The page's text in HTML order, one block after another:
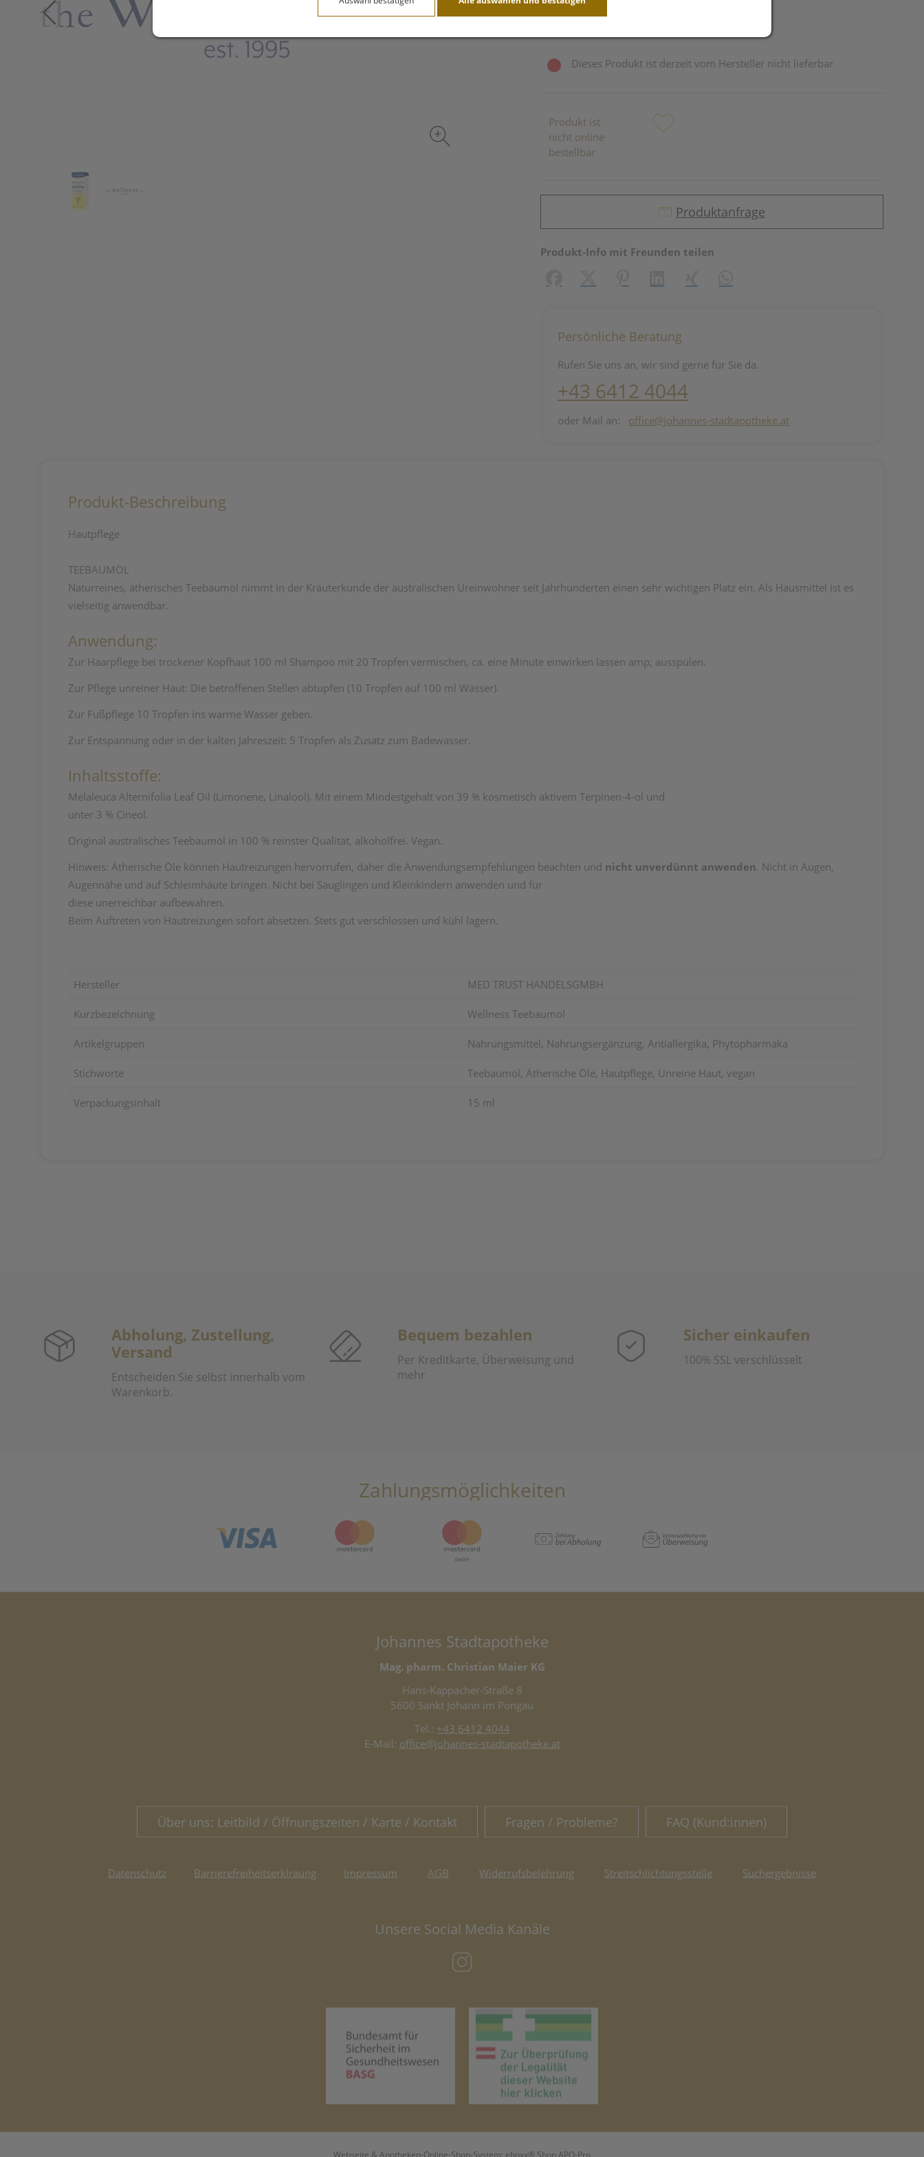
Dieses Produkt ist derzeit vom Hersteller nicht lieferbar
Produkt ist
nicht online
bestellbar
Produktanfrage
Produkt-Info mit Freunden teilen
Persönliche Beratung
Rufen Sie uns an, wir sind gerne für Sie da.
+43 6412 4044
oder Mail an: office@johannes-stadtapotheke.at
Produkt-Beschreibung
Hautpflege
TEEBAUMÖL
Naturreines, ätherisches Teebaumöl nimmt in der Kräuterkunde der australischen Ureinwohner seit Jahrhunderten einen sehr wichtigen Platz ein. Als Hausmittel ist es
vielseitig anwendbar.
Anwendung:
Zur Haarpflege bei trockener Kopfhaut 100 ml Shampoo mit 20 Tropfen vermischen, ca. eine Minute einwirken lassen amp; ausspülen.
Zur Pflege unreiner Haut: Die betroffenen Stellen abtupfen (10 Tropfen auf 100 ml Wasser).
Zur Fußpflege 10 Tropfen ins warme Wasser geben.
Zur Entspannung oder in der kalten Jahreszeit: 5 Tropfen als Zusatz zum Badewasser.
Inhaltsstoffe:
Melaleuca Alternifolia Leaf Oil (Limonene, Linalool). Mit einem Mindestgehalt von 39 % kosmetisch aktivem Terpinen-4-ol und
unter 3 % Cineol.
Original australisches Teebaumöl in 100 % reinster Qualität, alkoholfrei. Vegan.
Hinweis: Ätherische Öle können Hautreizungen hervorrufen, daher die Anwendungsempfehlungen beachten und nicht unverdünnt anwenden. Nicht in Augen,
Augennähe und auf Schleimhäute bringen. Nicht bei Säuglingen und Kleinkindern anwenden und für
diese unerreichbar aufbewahren.
Beim Auftreten von Hautreizungen sofort absetzen. Stets gut verschlossen und kühl lagern.
Hersteller MED TRUST HANDELSGMBH
Kurzbezeichnung Wellness Teebaumöl
Artikelgruppen Nahrungsmittel, Nahrungsergänzung, Antiallergika, Phytopharmaka
Stichworte Teebaumöl, Ätherische Öle, Hautpflege, Unreine Haut, vegan
Verpackungsinhalt 15 ml
Abholung, Zustellung,
Versand
Entscheiden Sie selbst innerhalb vom
Warenkorb.
Bequem bezahlen
Per Kreditkarte, Überweisung und
mehr
Sicher einkaufen
100% SSL verschlüsselt
Zahlungsmöglichkeiten
Johannes Stadtapotheke
Mag. pharm. Christian Maier KG
Hans-Kappacher-Straße 8
5600 Sankt Johann im Pongau
Tel.: +43 6412 4044
E-Mail: office@johannes-stadtapotheke.at
Über uns: Leitbild / Öffnungszeiten / Karte / Kontakt Fragen / Probleme? FAQ (Kund:innen)
Datenschutz Barrierefreiheitserklräung Impressum AGB Widerrufsbelehrung Streitschlichtungsstelle Suchergebnisse
Unsere Social Media Kanäle
(öffnet in neuem Tab)
Webseite & Apotheken-Online-Shop-System: eboxx® Shop APO-Pro